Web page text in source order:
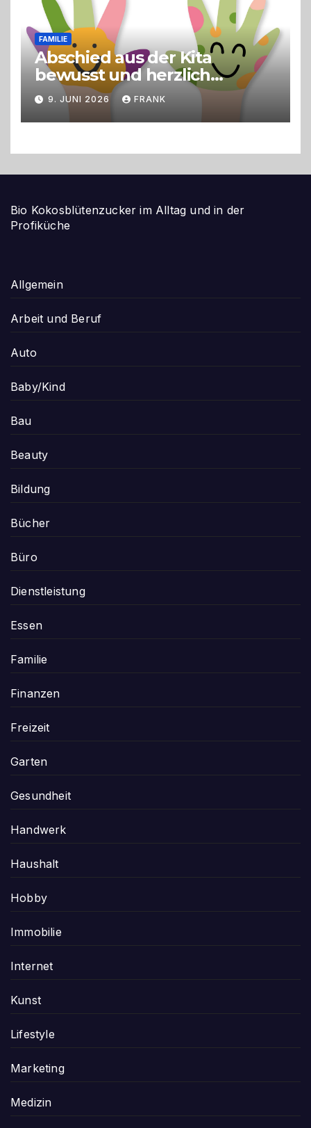
FAMILIE
Abschied aus der Kita
bewusst und herzlich
gestalten
9. JUNI 2026 FRANK
Bio Kokosblütenzucker im Alltag und in der
Profiküche
Allgemein
Arbeit und Beruf
Auto
Baby/Kind
Bau
Beauty
Bildung
Bücher
Büro
Dienstleistung
Essen
Familie
Finanzen
Freizeit
Garten
Gesundheit
Handwerk
Haushalt
Hobby
Immobilie
Internet
Kunst
Lifestyle
Marketing
Medizin